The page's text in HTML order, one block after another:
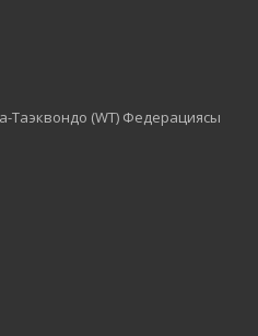
Таэквондо (WT) Федерациясы